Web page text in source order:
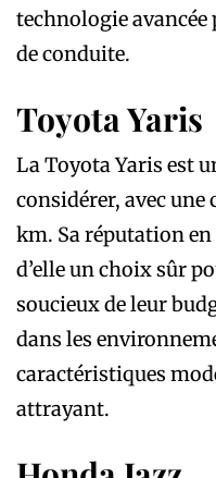
technologie avancée
de conduite.
Toyota Yaris
La Toyota Yaris est
considérer, avec
km. Sa réputation
d’elle un choix sûr
soucieux de leur
dans les
caractéristiques
attrayant.